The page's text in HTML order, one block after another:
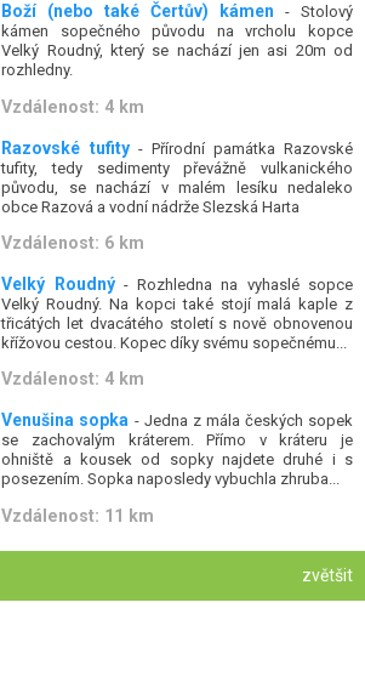
Boží (nebo také Čertův) kámen - Stolový
kámen sopečného původu na vrcholu kopce
Velký Roudný, který se nachází jen asi 20m od
rozhledny.
Vzdálenost: 4 km
Razovské tufity- Přírodní památka Razovské
tufity, tedy sedimenty převážně vulkanického
původu, se nachází v malém lesíku nedaleko
obce Razová a vodní nádrže Slezská Harta
Vzdálenost: 6 km
Velký Roudný- Rozhledna na vyhaslé sopce
Velký Roudný. Na kopci také stojí malá kaple z
třicátých let dvacátého století s nově obnovenou
křížovou cestou. Kopec díky svému sopečnému...
Vzdálenost: 4 km
Venušina sopka - Jedna z mála českých sopek
se zachovalým kráterem. Přímo v kráteru je
ohniště a kousek od sopky najdete druhé i s
posezením. Sopka naposledy vybuchla zhruba...
Vzdálenost: 11 km
zvětšit